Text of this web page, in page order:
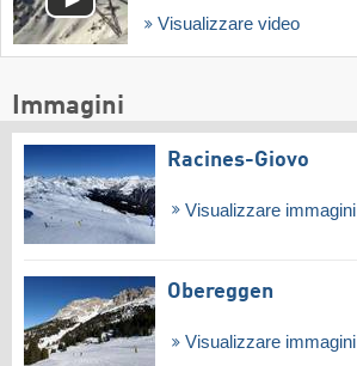
Visualizzare video
Immagini
Racines-Giovo
Visualizzare immagini
Obereggen
Visualizzare immagini